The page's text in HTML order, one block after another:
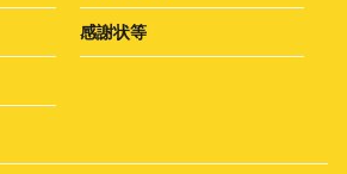
感謝状等